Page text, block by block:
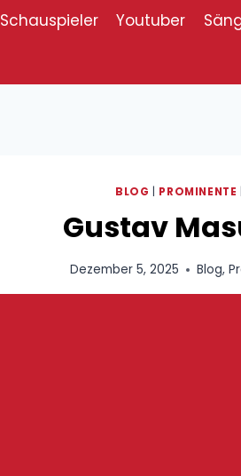
Schauspieler Youtuber
BLOG PROMINENTE
Gustav
Dezember 5, 2025 Blog,